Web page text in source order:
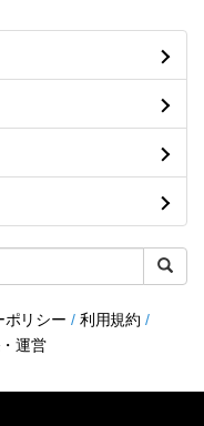
ポリシー / 利用規約 /
運営